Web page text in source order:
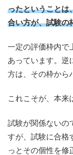
ったということは
合い方が、試験の
一定の評価枠内で
あっています。逆
方は、その枠から
これこそが、本来
試験が関係ないの
すが、試験に合格
っとその個性を修